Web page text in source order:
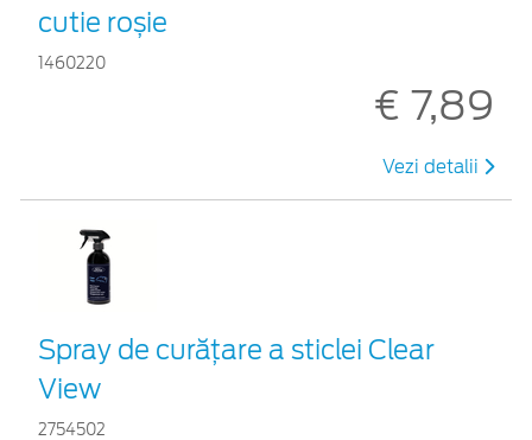
cutie roșie
1460220
€ 7,89
Vezi detalii
Spray de curățare a sticlei Clear
View
2754502